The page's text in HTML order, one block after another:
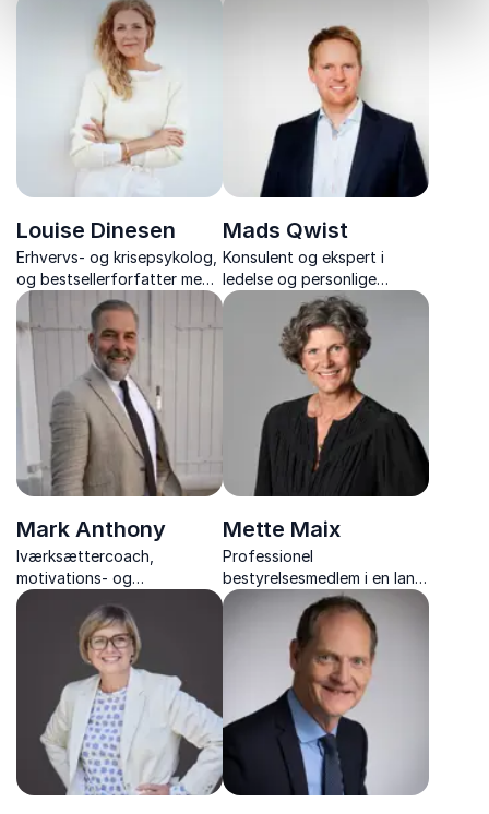
bestyrelsesmedlem med
indsigter i medier, ledelse,
strategi og samfundets
store udfordringer.
indsigter i diplomati, global
usikkerhed og
virksomheders strategiske
positionering.
Louise Dinesen
Erhvervs- og krisepsykolog,
og bestsellerforfatter med
foredrag om ledertrivsel,
arbejdskultur, risikoledelse
og transitioner i
organisationer.
Mads Qwist
Konsulent og ekspert i
ledelse og personlige
styrker med foredrag om
State of Mind Leadership,
personlig styrke og mental
Mark Anthony
Iværksættercoach,
motivations- og
engagementsekspert med
foredrag fyldt med indsigt,
værktøjer og inspiration til
varig forandring.
Mette Maix
Professionel
bestyrelsesmedlem i en lang
række bestyrelser og tidl.
topchef, med værdifulde
indsigter i fremtidens
ledelse, karriere og
meningsfulde fællesskaber.